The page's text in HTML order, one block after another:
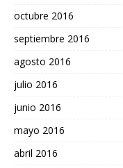
octubre 2016
septiembre 2016
agosto 2016
julio 2016
junio 2016
mayo 2016
abril 2016